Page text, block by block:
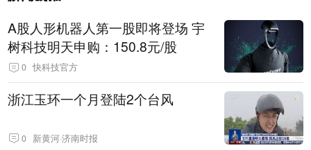
A股人形机器人第一股即将登场 宇
树科技明天申购：150.8元/股
0 快科技官方
浙江玉环一个月登陆2个台风
0 新黄河·济南时报